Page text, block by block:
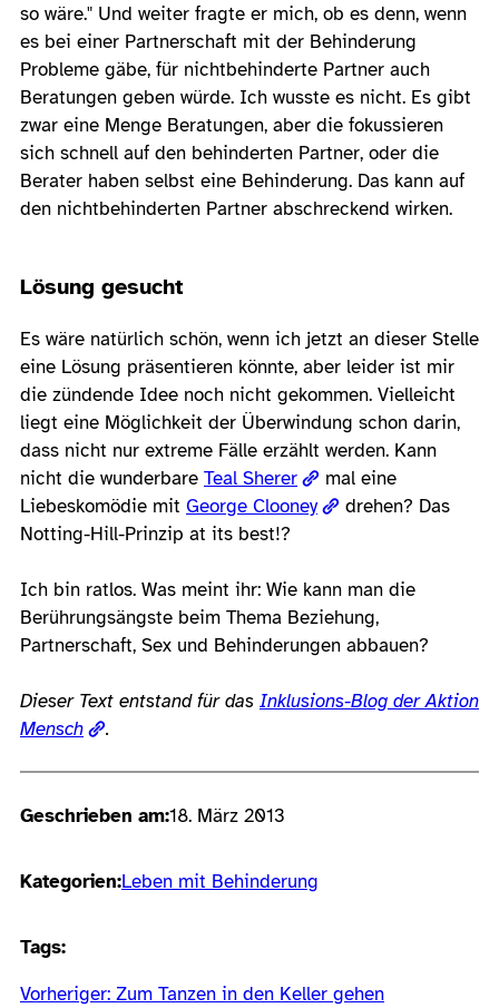
so wäre." Und weiter fragte er mich, ob es denn, wenn
es bei einer Partnerschaft mit der Behinderung
Probleme gäbe, für nichtbehinderte Partner auch
Beratungen geben würde. Ich wusste es nicht. Es gibt
zwar eine Menge Beratungen, aber die fokussieren
sich schnell auf den behinderten Partner, oder die
Berater haben selbst eine Behinderung. Das kann auf
den nichtbehinderten Partner abschreckend wirken.
Lösung gesucht
Es wäre natürlich schön, wenn ich jetzt an dieser Stelle
eine Lösung präsentieren könnte, aber leider ist mir
die zündende Idee noch nicht gekommen. Vielleicht
liegt eine Möglichkeit der Überwindung schon darin,
dass nicht nur extreme Fälle erzählt werden. Kann
nicht die wunderbare Teal Sherer
mal eine
Liebeskomödie mit George Clooney
drehen? Das
Notting-Hill-Prinzip at its best!?
Ich bin ratlos. Was meint ihr: Wie kann man die
Berührungsängste beim Thema Beziehung,
Partnerschaft, Sex und Behinderungen abbauen?
Dieser Text entstand für das Inklusions-Blog der Aktion
Mensch
.
Geschrieben am:18. März 2013
Kategorien:Leben mit Behinderung
Tags:
Vorheriger: Zum Tanzen in den Keller gehen